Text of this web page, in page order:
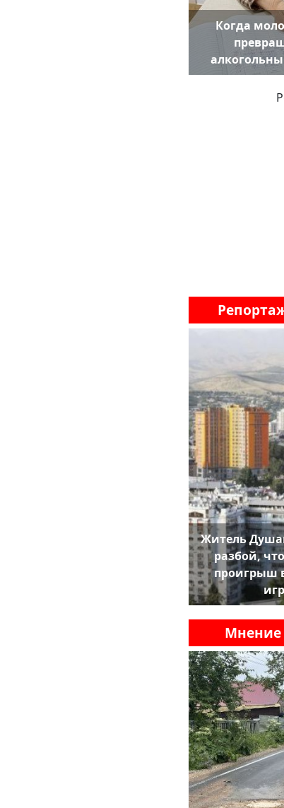
Когда
Житель
разбой,
проигрыш
Мнение